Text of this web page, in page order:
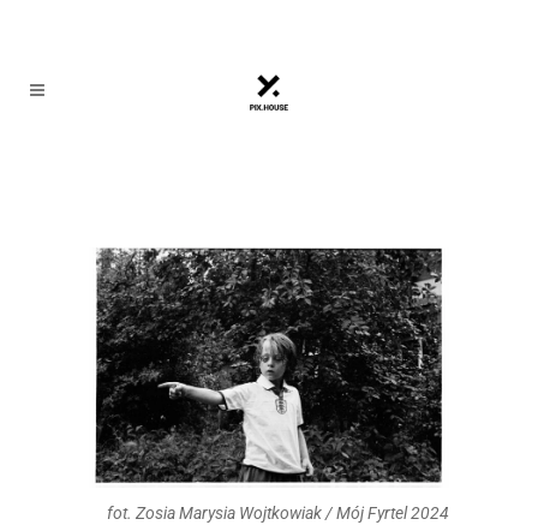
fot. Zosia Marysia Wojtkowiak / Mój Fyrtel 2024